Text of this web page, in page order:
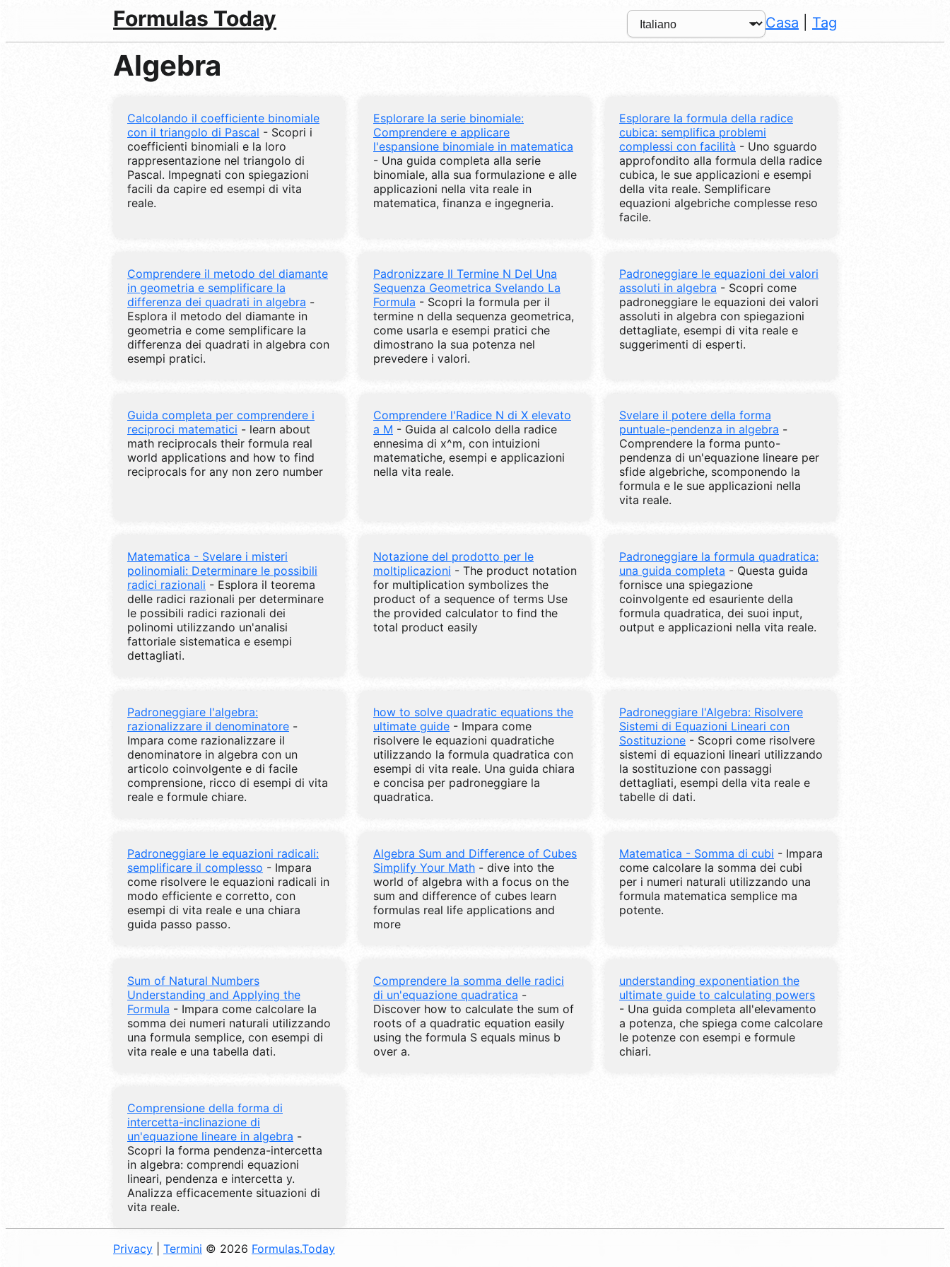
Formulas Today Casa Tag
Algebra
Calcolando il coefficiente binomiale
con il triangolo di Pascal - Scopri i
coefficienti binomiali e la loro
rappresentazione nel triangolo di
Pascal. Impegnati con spiegazioni
facili da capire ed esempi di vita
reale.
Esplorare la serie binomiale:
Comprendere e applicare
l'espansione binomiale in matematica
- Una guida completa alla serie
binomiale, alla sua formulazione e alle
applicazioni nella vita reale in
matematica, finanza e ingegneria.
Esplorare la formula della radice
cubica: semplifica problemi
complessi con facilità - Uno sguardo
approfondito alla formula della radice
cubica, le sue applicazioni e esempi
della vita reale. Semplificare
equazioni algebriche complesse reso
facile.
Comprendere il metodo del diamante
in geometria e semplificare la
differenza dei quadrati in algebra -
Esplora il metodo del diamante in
geometria e come semplificare la
differenza dei quadrati in algebra con
esempi pratici.
Padronizzare Il Termine N Del Una
Sequenza Geometrica Svelando La
Formula - Scopri la formula per il
termine n della sequenza geometrica,
come usarla e esempi pratici che
dimostrano la sua potenza nel
prevedere i valori.
Padroneggiare le equazioni dei valori
assoluti in algebra - Scopri come
padroneggiare le equazioni dei valori
assoluti in algebra con spiegazioni
dettagliate, esempi di vita reale e
suggerimenti di esperti.
Guida completa per comprendere i
reciproci matematici - learn about
math reciprocals their formula real
world applications and how to find
reciprocals for any non zero number
Comprendere l'Radice N di X elevato
a M - Guida al calcolo della radice
ennesima di x^m, con intuizioni
matematiche, esempi e applicazioni
nella vita reale.
Svelare il potere della forma
puntuale-pendenza in algebra -
Comprendere la forma punto-
pendenza di un'equazione lineare per
sfide algebriche, scomponendo la
formula e le sue applicazioni nella
vita reale.
Matematica - Svelare i misteri
polinomiali: Determinare le possibili
radici razionali - Esplora il teorema
delle radici razionali per determinare
le possibili radici razionali dei
polinomi utilizzando un'analisi
fattoriale sistematica e esempi
dettagliati.
Notazione del prodotto per le
moltiplicazioni - The product notation
for multiplication symbolizes the
product of a sequence of terms Use
the provided calculator to find the
total product easily
Padroneggiare la formula quadratica:
una guida completa - Questa guida
fornisce una spiegazione
coinvolgente ed esauriente della
formula quadratica, dei suoi input,
output e applicazioni nella vita reale.
Padroneggiare l'algebra:
razionalizzare il denominatore -
Impara come razionalizzare il
denominatore in algebra con un
articolo coinvolgente e di facile
comprensione, ricco di esempi di vita
reale e formule chiare.
how to solve quadratic equations the
ultimate guide - Impara come
risolvere le equazioni quadratiche
utilizzando la formula quadratica con
esempi di vita reale. Una guida chiara
e concisa per padroneggiare la
quadratica.
Padroneggiare l'Algebra: Risolvere
Sistemi di Equazioni Lineari con
Sostituzione - Scopri come risolvere
sistemi di equazioni lineari utilizzando
la sostituzione con passaggi
dettagliati, esempi della vita reale e
tabelle di dati.
Padroneggiare le equazioni radicali:
semplificare il complesso - Impara
come risolvere le equazioni radicali in
modo efficiente e corretto, con
esempi di vita reale e una chiara
guida passo passo.
Algebra Sum and Difference of Cubes
Simplify Your Math - dive into the
world of algebra with a focus on the
sum and difference of cubes learn
formulas real life applications and
more
Matematica - Somma di cubi - Impara
come calcolare la somma dei cubi
per i numeri naturali utilizzando una
formula matematica semplice ma
potente.
Sum of Natural Numbers
Understanding and Applying the
Formula - Impara come calcolare la
somma dei numeri naturali utilizzando
una formula semplice, con esempi di
vita reale e una tabella dati.
Comprendere la somma delle radici
di un'equazione quadratica -
Discover how to calculate the sum of
roots of a quadratic equation easily
using the formula S equals minus b
over a.
understanding exponentiation the
ultimate guide to calculating powers
- Una guida completa all'elevamento
a potenza, che spiega come calcolare
le potenze con esempi e formule
chiari.
Comprensione della forma di
intercetta-inclinazione di
un'equazione lineare in algebra -
Scopri la forma pendenza-intercetta
in algebra: comprendi equazioni
lineari, pendenza e intercetta y.
Analizza efficacemente situazioni di
vita reale.
Privacy Termini © 2026 Formulas.Today